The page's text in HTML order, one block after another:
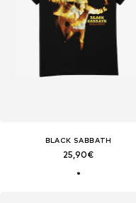
BLACK SABBATH
25,90€